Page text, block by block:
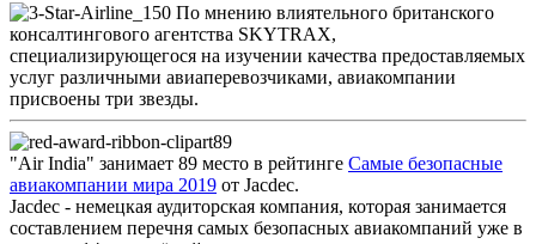
По мнению влиятельного британского
консалтингового агентства SKYTRAX,
специализирующегося на изучении качества предоставляемых
услуг различными авиаперевозчиками, авиакомпании
присвоены три звезды.
89
"Air India" занимает 89 место в рейтинге Самые безопасные
авиакомпании мира 2019 от Jacdec.
Jacdec - немецкая аудиторская компания, которая занимается
составлением перечня самых безопасных авиакомпаний уже в